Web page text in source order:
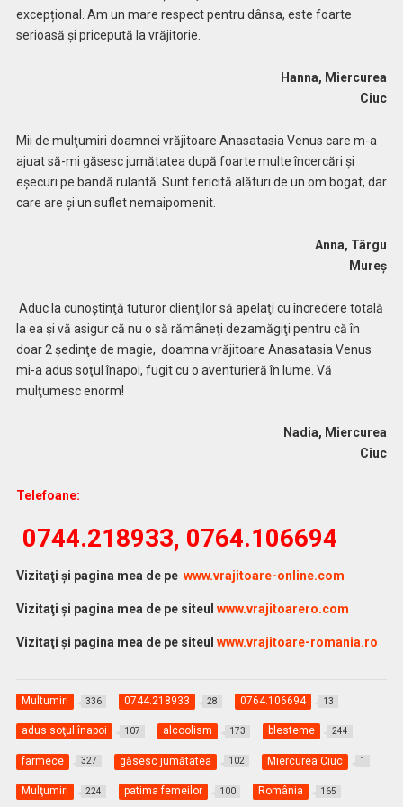
excepțional. Am un mare respect pentru dânsa, este foarte
serioasă și pricepută la vrăjitorie.
Hanna, Miercurea
Ciuc
Mii de mulţumiri doamnei vrăjitoare Anasatasia Venus care m-a
ajuat să-mi găsesc jumătatea după foarte multe încercări și
eșecuri pe bandă rulantă. Sunt fericită alături de un om bogat, dar
care are și un suflet nemaipomenit.
Anna, Târgu
Mureș
Aduc la cunoştinţă tuturor clienţilor să apelaţi cu încredere totală
la ea și vă asigur că nu o să rămâneţi dezamăgiţi pentru că în
doar 2 şedinţe de magie, doamna vrăjitoare Anasatasia Venus
mi-a adus soţul înapoi, fugit cu o aventurieră în lume. Vă
mulţumesc enorm!
Nadia, Miercurea
Ciuc
Telefoane:
0744.218933, 0764.106694
Vizitaţi şi pagina mea de pe www.vrajitoare-online.com
Vizitaţi şi pagina mea de pe siteul www.vrajitoarero.com
Vizitaţi şi pagina mea de pe siteul www.vrajitoare-romania.ro
Multumiri 336 0744.218933 28 0764.106694 13
adus soţul înapoi 107 alcoolism 173 blesteme 244
farmece 327 găsesc jumătatea 102 Miercurea Ciuc 1
Mulţumiri 224 patima femeilor 100 România 165